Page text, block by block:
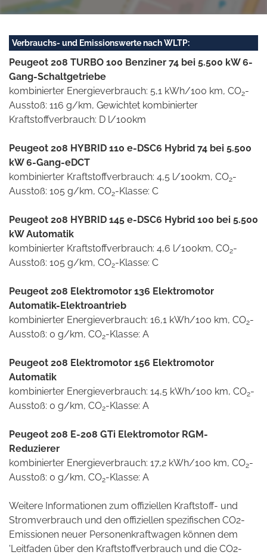
Verbrauchs- und Emissionswerte nach WLTP:
Peugeot 208 TURBO 100 Benziner 74 bei 5.500 kW 6-
Gang-Schaltgetriebe
kombinierter Energieverbrauch: 5,1 kWh/100 km, CO2-
Ausstoß: 116 g/km, Gewichtet kombinierter
Kraftstoffverbrauch: D l/100km
Peugeot 208 HYBRID 110 e-DSC6 Hybrid 74 bei 5.500
kW 6-Gang-eDCT
kombinierter Kraftstoffverbrauch: 4,5 l/100km, CO2-
Ausstoß: 105 g/km, CO2-Klasse: C
Peugeot 208 HYBRID 145 e-DSC6 Hybrid 100 bei 5.500
kW Automatik
kombinierter Kraftstoffverbrauch: 4,6 l/100km, CO2-
Ausstoß: 105 g/km, CO2-Klasse: C
Peugeot 208 Elektromotor 136 Elektromotor
Automatik-Elektroantrieb
kombinierter Energieverbrauch: 16,1 kWh/100 km, CO2-
Ausstoß: 0 g/km, CO2-Klasse: A
Peugeot 208 Elektromotor 156 Elektromotor
Automatik
kombinierter Energieverbrauch: 14,5 kWh/100 km, CO2-
Ausstoß: 0 g/km, CO2-Klasse: A
Peugeot 208 E-208 GTi Elektromotor RGM-
Reduzierer
kombinierter Energieverbrauch: 17,2 kWh/100 km, CO2-
Ausstoß: 0 g/km, CO2-Klasse: A
Weitere Informationen zum offiziellen Kraftstoff- und
Stromverbrauch und den offiziellen spezifischen CO2-
Emissionen neuer Personenkraftwagen können dem
'Leitfaden über den Kraftstoffverbrauch und die CO2-